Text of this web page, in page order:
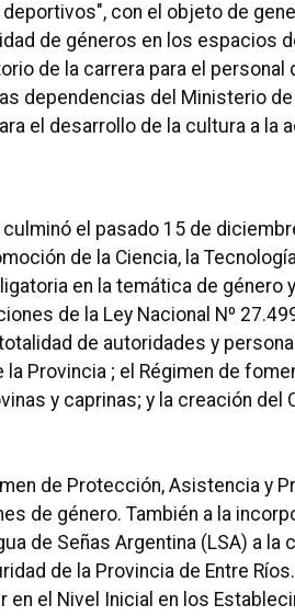
con el objeto de
de géneros en los espacios
de la carrera para el personal
dependencias del Ministerio de
el desarrollo de la cultura a la
el pasado 15 de
de la Ciencia, la
en la temática de género
de la Ley Nacional Nº
de autoridades y
Provincia ; el Régimen de
y caprinas; y la creación del
de Protección, Asistencia y
de género. También a la
de Señas Argentina (LSA) a la
de la Provincia de Entre Ríos.
el Nivel Inicial en los